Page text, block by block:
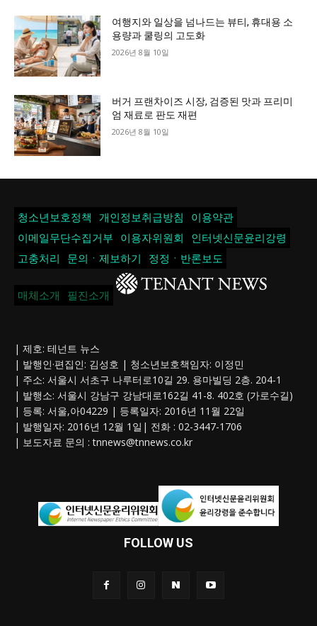
여행지와 일상을 넘나드는 뷰티, 휴대용 소
용량과 쿨링의 고도화
2026년 8월 10일
버거 프랜차이즈 시장, 검증된 맛과 프리미
엄 재료로 판도 재편
2026년 8월 10일
청소년보호정책 개인정보취급방침
이용약관
이메일무단수집거부
이용자위원회
인터넷신문윤리강령
고충처리
문의ㆍ제보하기 정정ㆍ반론보도
매체소개 필진소개
| 제호: 테넌트 뉴스
| 발행인·편집인: 김성호 | 청소년보호책임자: 이정민
| 주소: 서울시 서초구 나루터로10길 29. 용마빌딩 2층. 204-1
| 발행소: 서울시 강남구 강남대로162길 41-8. 402호 (가로수길)
| 등록: 서울,아04229 | 등록일자: 2016년 11월 22일
| 발행일자: 2016년 12월 1일| 전화 : 02-3447-1706
| 보도자료 문의 :tnnews@tnnews.co.kr
FOLLOW US